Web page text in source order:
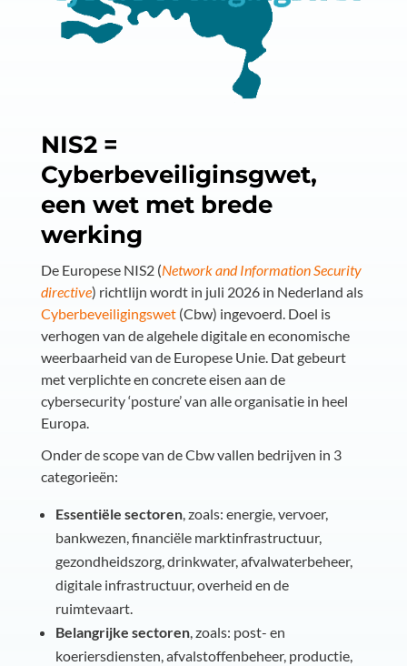
NIS2 =
Cyberbeveiliginsgwet,
een wet met brede
werking
De Europese NIS2 (Network and Information Security
directive) richtlijn wordt in juli 2026 in Nederland als
Cyberbeveiligingswet(Cbw) ingevoerd. Doel is
verhogen van de algehele digitale en economische
weerbaarheid van de Europese Unie. Dat gebeurt
met verplichte en concrete eisen aan de
cybersecurity ‘posture’ van alle organisatie in heel
Europa.
Onder de scope van de Cbw vallen bedrijven in 3
categorieën:
Essentiële sectoren, zoals: energie, vervoer,
bankwezen, financiële marktinfrastructuur,
gezondheidszorg, drinkwater, afvalwaterbeheer,
digitale infrastructuur, overheid en de
ruimtevaart.
Belangrijke sectoren, zoals: post- en
koeriersdiensten, afvalstoffenbeheer, productie,